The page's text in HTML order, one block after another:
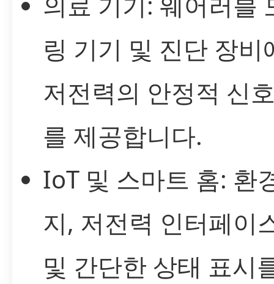
링 기기 및 진단 장비
저전력의 안정적 신
를 제공합니다.
IoT 및 스마트 홈: 환
지, 저전력 인터페이
및 간단한 상태 표시